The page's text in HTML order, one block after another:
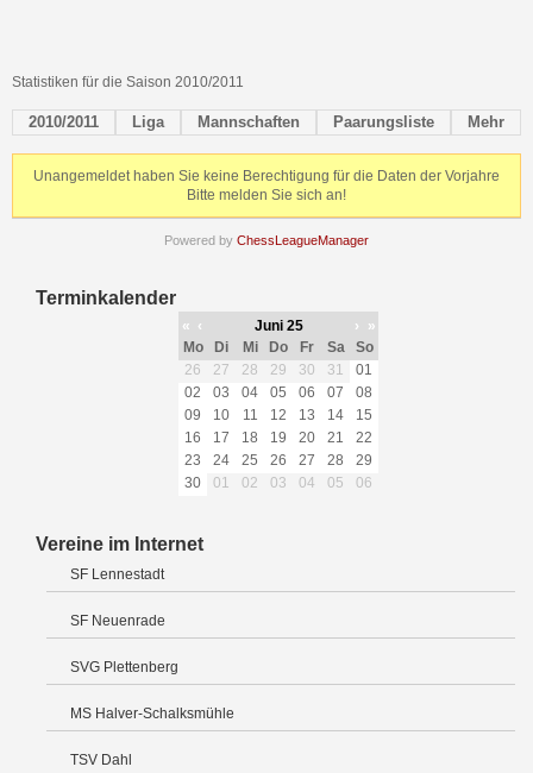
Statistiken für die Saison 2010/2011
2010/2011 Liga Mannschaften Paarungsliste Mehr
Unangemeldet haben Sie keine Berechtigung für die Daten der Vorjahre
Bitte melden Sie sich an!
Powered by ChessLeagueManager
Terminkalender
« ‹ Juni 25 ›
»
Mo
Di Mi Do Fr Sa
So
26
27 28 29 30 31
01
02
03 04 05 06 07
08
09
10 11 12 13 14
15
16
17 18 19 20 21
22
23
24 25 26 27 28
29
30
01 02 03 04 05 06
Vereine im Internet
SF Lennestadt
SF Neuenrade
SVG Plettenberg
MS Halver-Schalksmühle
TSV Dahl